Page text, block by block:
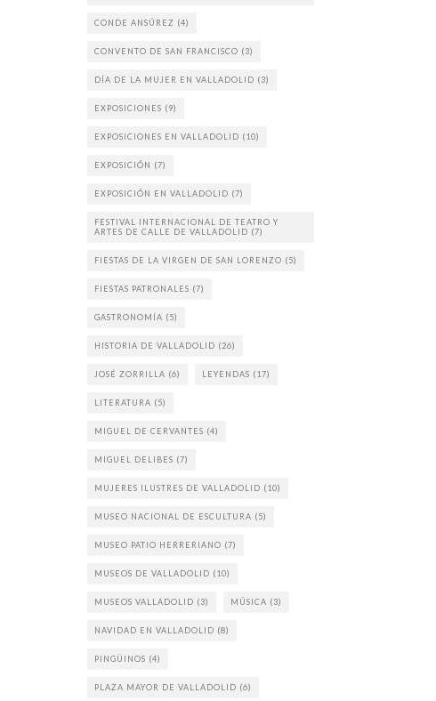
CONDE ANSÚREZ (4)
CONVENTO DE SAN FRANCISCO (3)
DÍA DE LA MUJER EN VALLADOLID (3)
EXPOSICIONES (9)
EXPOSICIONES EN VALLADOLID (10)
EXPOSICIÓN (7)
EXPOSICIÓN EN VALLADOLID (7)
FESTIVAL INTERNACIONAL DE TEATRO Y
ARTES DE CALLE DE VALLADOLID (7)
FIESTAS DE LA VIRGEN DE SAN LORENZO (5)
FIESTAS PATRONALES (7)
GASTRONOMÍA (5)
HISTORIA DE VALLADOLID (26)
JOSÉ ZORRILLA (6) LEYENDAS (17)
LITERATURA (5)
MIGUEL DE CERVANTES (4)
MIGUEL DELIBES (7)
MUJERES ILUSTRES DE VALLADOLID (10)
MUSEO NACIONAL DE ESCULTURA (5)
MUSEO PATIO HERRERIANO (7)
MUSEOS DE VALLADOLID (10)
MUSEOS VALLADOLID (3) MÚSICA (3)
NAVIDAD EN VALLADOLID (8)
PINGÜINOS (4)
PLAZA MAYOR DE VALLADOLID (6)